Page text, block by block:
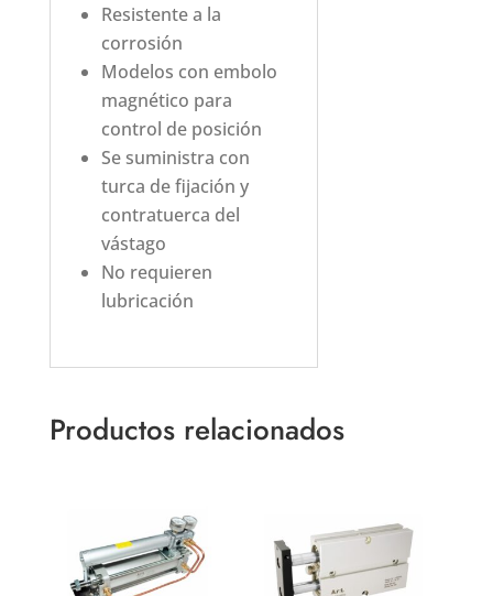
Resistente a la
corrosión
Modelos con embolo
magnético para
control de posición
Se suministra con
turca de fijación y
contratuerca del
vástago
No requieren
lubricación
Productos relacionados